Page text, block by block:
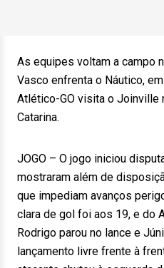
As equipes voltam a campo
Vasco enfrenta o Náutico,
Atlético-GO visita o Joinville
Catarina.
JOGO – O jogo iniciou
mostraram além de
que impediam avanços
clara de gol foi aos 19, e do
Rodrigo parou no lance e
lançamento livre frente à